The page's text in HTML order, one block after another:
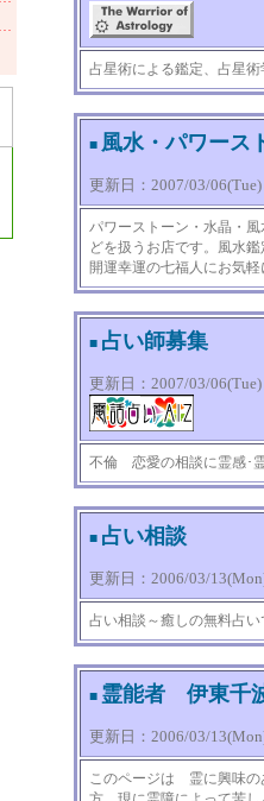
占星術による鑑定、占星
■ 風水・パワース
更新日：2007/03/
パワーストーン・水晶・
どを扱うお店です。風水
開運幸運の七福人にお気
■ 占い師募集
更新日：2007/03/
不倫 恋愛の相談に霊感･
■ 占い相談
更新日：2006/03/
占い相談～癒しの無料占
■ 霊能者 伊東千
更新日：2006/03/
このページは 霊に興味の